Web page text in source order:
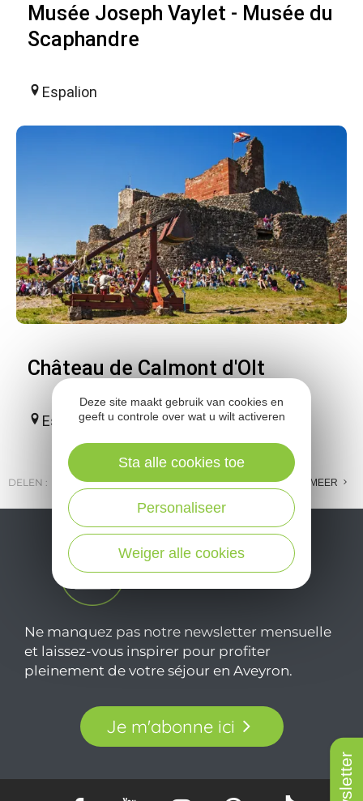
Musée Joseph Vaylet - Musée du
Scaphandre
Espalion
Château de Calmont d'Olt
Espalion
DELEN : E-MAIL MESSENGER FACEBOOK MEER
Ne manquez pas notre newsletter mensuelle
et laissez-vous inspirer pour profiter
pleinement de votre séjour en Aveyron.
Je m'abonne ici
Deze site maakt gebruik van cookies en
geeft u controle over wat u wilt activeren
Weiger alle cookies
Personaliseer
Sta alle cookies toe